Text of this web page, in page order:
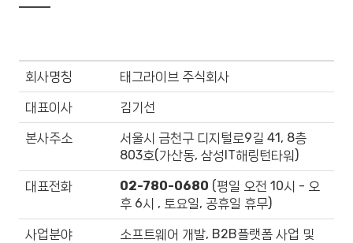
회사명칭 태그라이브 주식회사
대표이사 김기선
본사주소
서울시 금천구 디지털로9길 41, 8층
803호(가산동, 삼성IT해링턴타워)
대표전화 02-780-0680 (평일 오전 10시 - 오
후 6시 , 토요일, 공휴일 휴무)
사업분야
소프트웨어 개발, B2B플랫폼 사업 및